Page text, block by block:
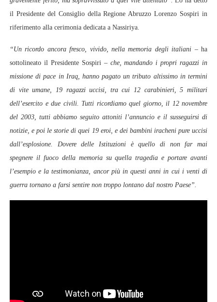
il Presidente del Consiglio della Regione Abruzzo Lorenzo Sospiri in
riferimento alla cerimonia dedicata a Nassiriya.
“Un ricordo ancora fresco, vivido, nella memoria degli italiani – ha
sottolineato il Presidente Sospiri –che, mandando i propri ragazzi in
missione di pace in Iraq, hanno pagato un tributo altissimo in termini
di vite umane, 19 ragazzi uccisi, tra cui 12 carabinieri, 5 militari
dell’esercito e due civili. Tutti ricordiamo quel giorno, il 12 novembre
del 2003, tutti abbiamo seguito attoniti l’annuncio e il susseguirsi di
notizie, e poi le storie di quei 19 eroi, e dei bambini iracheni pure uccisi
dall’esplosione. Dovere delle Istituzioni è quello di non far mai
spegnere il fuoco della memoria su quella tragedia e portare avanti
l’esempio e la testimonianza, ancor più in questi anni in cui i venti di
guerra tornano a farsi sentire non troppo lontano dal nostro Paese”.